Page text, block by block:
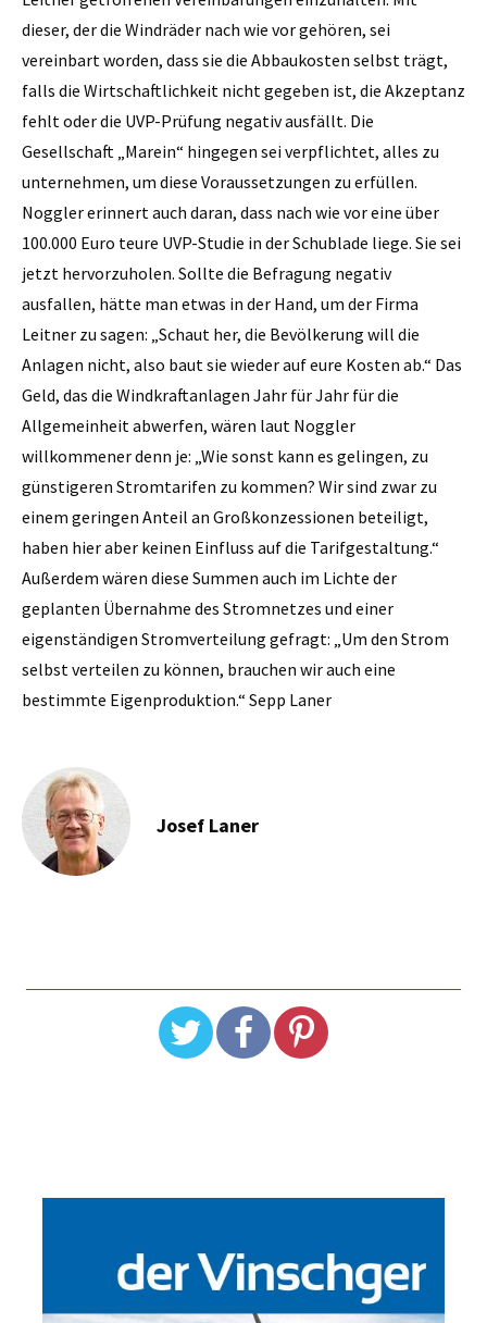
dieser, der die Windräder nach wie vor gehören, sei
vereinbart worden, dass sie die Abbaukosten selbst trägt,
falls die Wirtschaftlichkeit nicht gegeben ist, die Akzeptanz
fehlt oder die UVP-Prüfung negativ ausfällt. Die
Gesellschaft „Marein“ hingegen sei verpflichtet, alles zu
unternehmen, um diese Voraussetzungen zu erfüllen.
Noggler erinnert auch daran, dass nach wie vor eine über
100.000 Euro teure UVP-Studie in der Schublade liege. Sie sei
jetzt hervorzuholen. Sollte die Befragung negativ
ausfallen, hätte man etwas in der Hand, um der Firma
Leitner zu sagen: „Schaut her, die Bevölkerung will die
Anlagen nicht, also baut sie wieder auf eure Kosten ab.“ Das
Geld, das die Windkraftanlagen Jahr für Jahr für die
Allgemeinheit abwerfen, wären laut Noggler
willkommener denn je: „Wie sonst kann es gelingen, zu
günstigeren Stromtarifen zu kommen? Wir sind zwar zu
einem geringen Anteil an Großkonzessionen beteiligt,
haben hier aber keinen Einfluss auf die ­Tarifgestaltung.“
Außerdem wären diese Summen auch im Lichte der
geplanten Übernahme des Stromnetzes und einer
eigenständigen Stromverteilung gefragt: „Um den Strom
selbst verteilen zu können, brauchen wir auch eine
bestimmte Eigenproduktion.“ Sepp Laner
Josef Laner